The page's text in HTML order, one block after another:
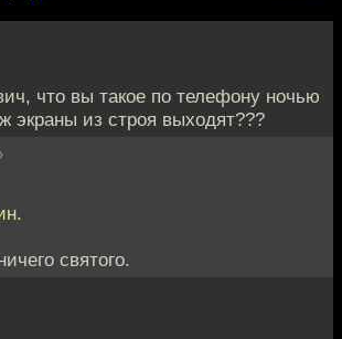
что вы такое по телефону ночью
экраны из строя выходят???
святого.